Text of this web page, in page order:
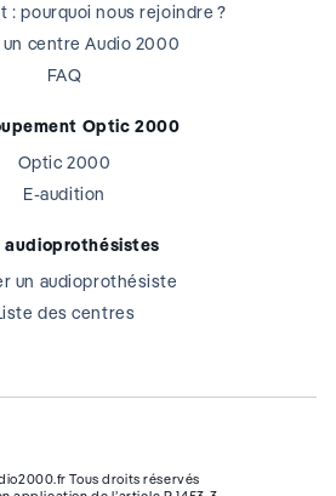
: pourquoi nous rejoindre ?
centre Audio 2000
FAQ
Optic 2000
Optic 2000
E-audition
audioprothésistes
un audioprothésiste
des centres
Tous droits réservés